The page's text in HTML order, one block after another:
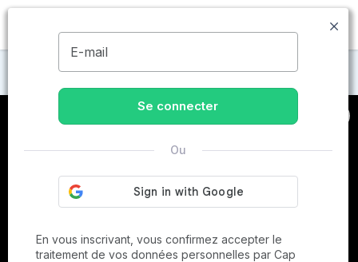
MENU
Maisons de retraite à Saint-Laurent-sur-Saône
E-mail
Se connecter
Ou
En vous inscrivant, vous confirmez accepter le
traitement de vos données personnelles par Cap